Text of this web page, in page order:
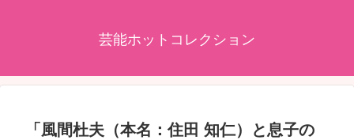
芸能ホットコレクション
「風間杜夫（本名：住田 知仁）と息子の